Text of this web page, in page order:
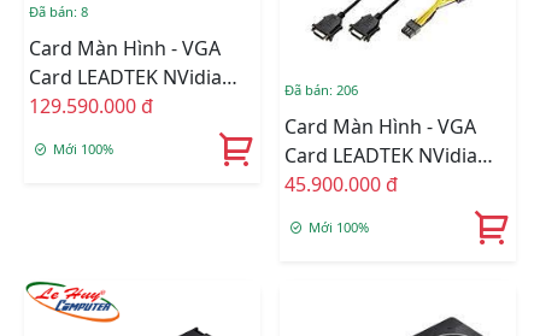
Đã bán: 8
Card Màn Hình - VGA
Card LEADTEK NVidia
Quadro P6000 24GB
129.590.000 đ
Mới 100%
Đã bán: 206
Card Màn Hình - VGA
Card LEADTEK NVidia
Quadro P5000 16GB
45.900.000 đ
Mới 100%